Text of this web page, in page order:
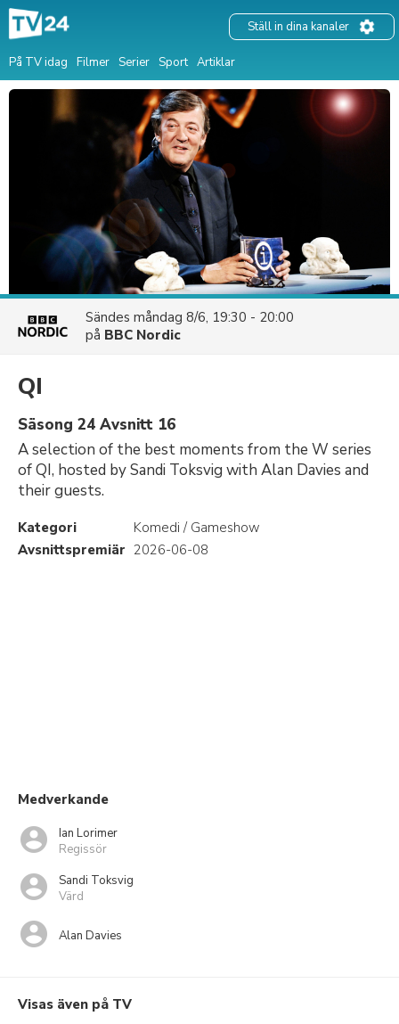
På TV idag Filmer Serier Sport Artiklar
Ställ in dina kanaler
Sändes måndag 8/6, 19:30 - 20:00
på BBC Nordic
QI
Säsong 24 Avsnitt 16
A selection of the best moments from the W series
of QI, hosted by Sandi Toksvig with Alan Davies and
their guests.
Kategori
Komedi / Gameshow
Avsnittspremiär 2026-06-08
Medverkande
Ian Lorimer
Regissör
Sandi Toksvig
Värd
Alan Davies
Visas även på TV